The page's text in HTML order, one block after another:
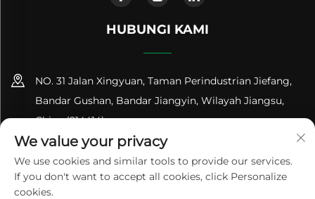
HUBUNGI KAMI
NO. 31 Jalan Xingyuan, Taman Perindustrian Jiefang,
Bandar Gushan, Bandar Jiangyin, Wilayah Jiangsu,
China (214414)
+86-18961600368
[email protected]
We value your privacy
We use cookies and similar tools to provide our services.
If you don't want to accept all cookies, click Personalize
cookies.